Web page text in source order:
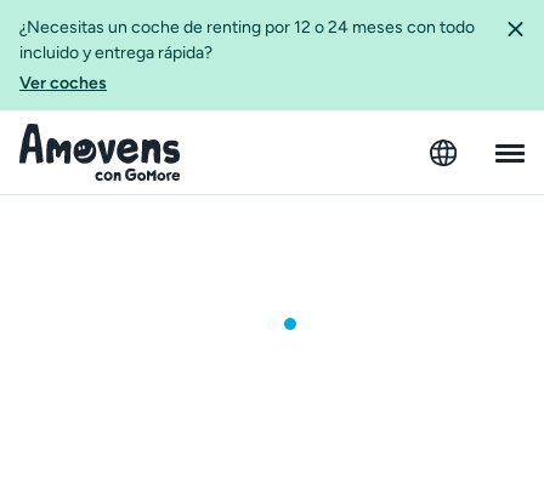
¿Necesitas un coche de renting por 12 o 24 meses con todo
incluido y entrega rápida?
Ver coches